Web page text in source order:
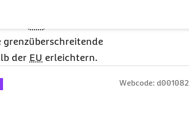
zusammen mit
(
grenzüberschreitende
der EU erleichtern.
Sterne
3 Sterne4 Sterne
Bewertung: 5 Sterne Webcode: d001082